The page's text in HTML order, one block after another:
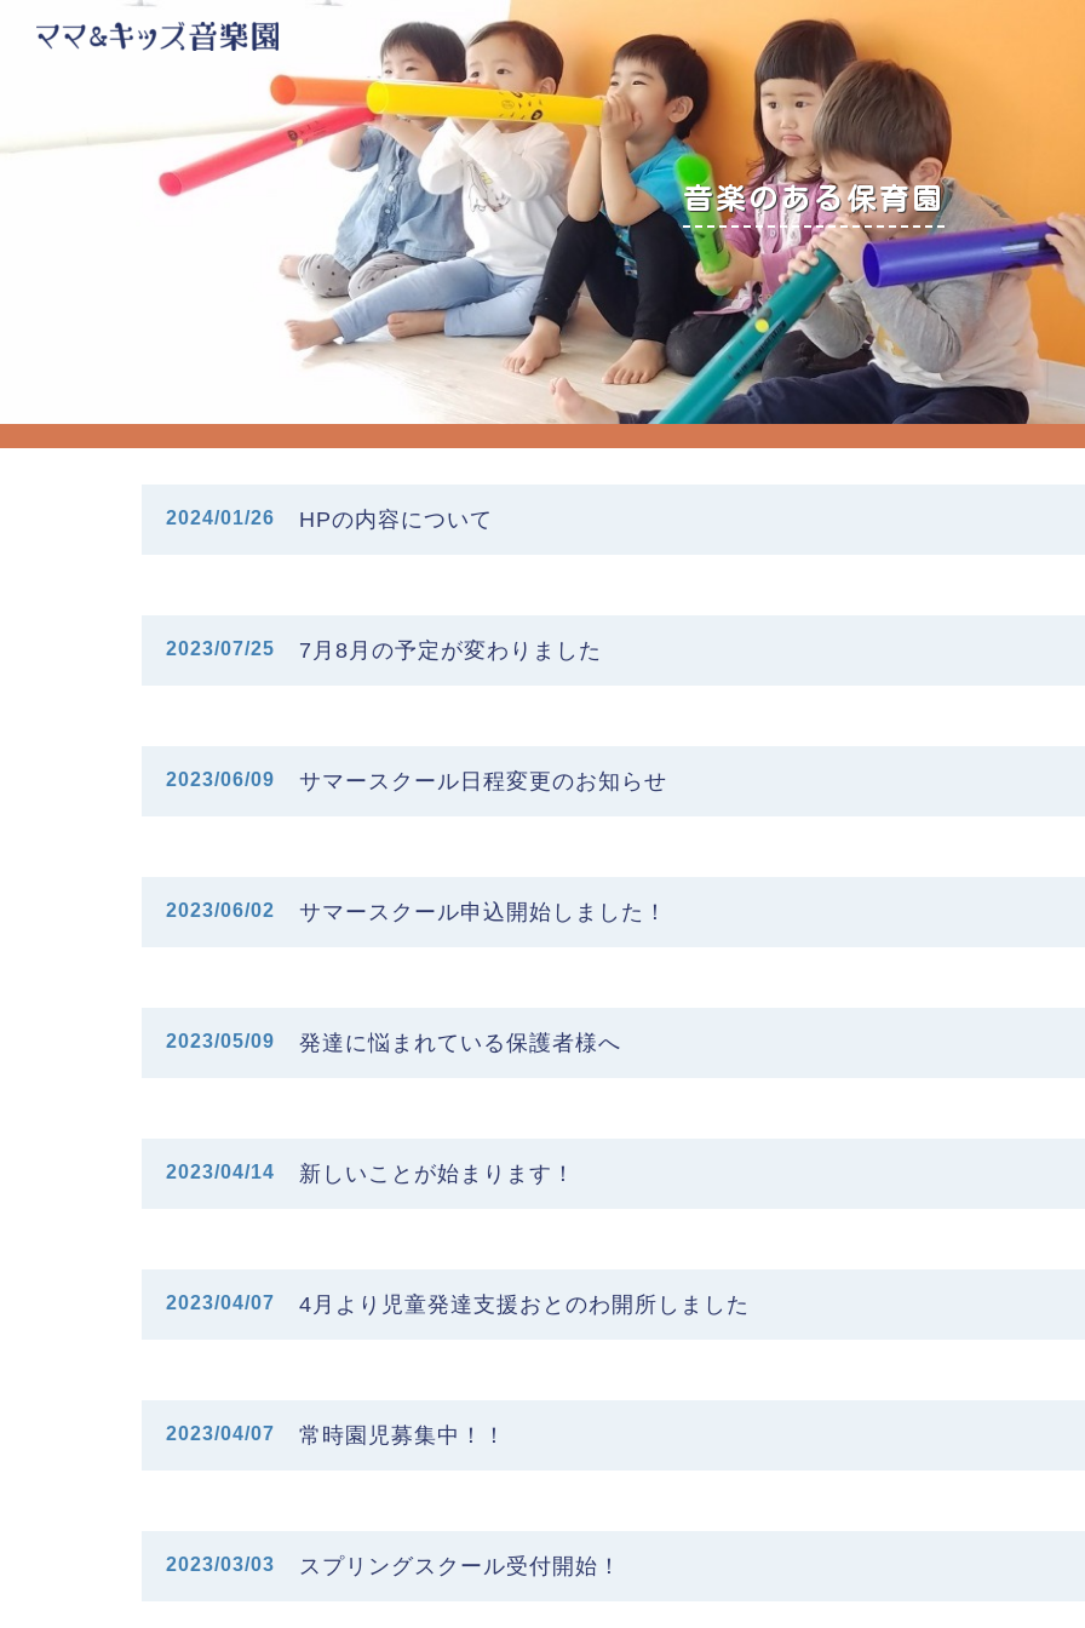
音楽のある保育園
HPの内容について
2024/01/26
7月8月の予定が変わりました
2023/07/25
サマースクール日程変更のお知らせ
2023/06/09
サマースクール申込開始しました！
2023/06/02
発達に悩まれている保護者様へ
2023/05/09
新しいことが始まります！
2023/04/14
4月より児童発達支援おとのわ開所しました
2023/04/07
常時園児募集中！！
2023/04/07
スプリングスクール受付開始！
2023/03/03